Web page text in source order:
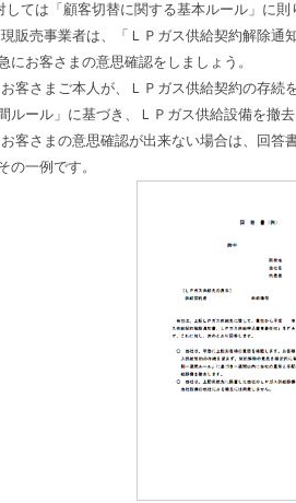
しては「顧客切替に関する基本ルール」に則
現販売事業者は、「ＬＰガス供給契約解除
にお客さまの意思確認をしましょう。
お客さまご本人が、ＬＰガス供給契約の存
ルール」に基づき、ＬＰガス供給設備を撤去
お客さまの意思確認が出来ない場合は、回
の一例です。